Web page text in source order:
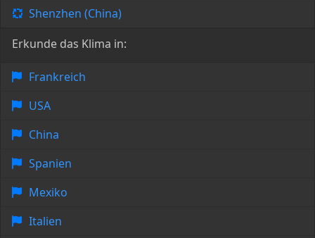
Shenzhen (China)
Erkunde das Klima in:
Frankreich
USA
China
Spanien
Mexiko
Italien